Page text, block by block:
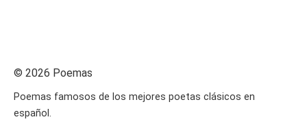
© 2026 Poemas
Poemas famosos de los mejores poetas clásicos en
español.